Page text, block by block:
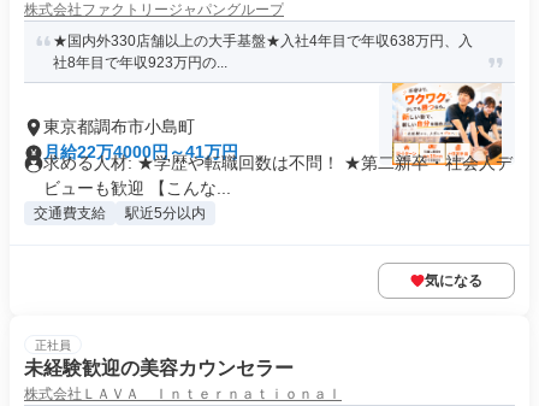
株式会社ファクトリージャパングループ
★国内外330店舗以上の大手基盤★入社4年目で年収638万円、入
社8年目で年収923万円の...
東京都調布市小島町
月給22万4000円～41万円
求める人材: ★学歴や転職回数は不問！ ★第二新卒・社会人デ
ビューも歓迎 【こんな...
交通費支給 駅近5分以内
気になる
正社員
未経験歓迎の美容カウンセラー
株式会社ＬＡＶＡ Ｉｎｔｅｒｎａｔｉｏｎａｌ